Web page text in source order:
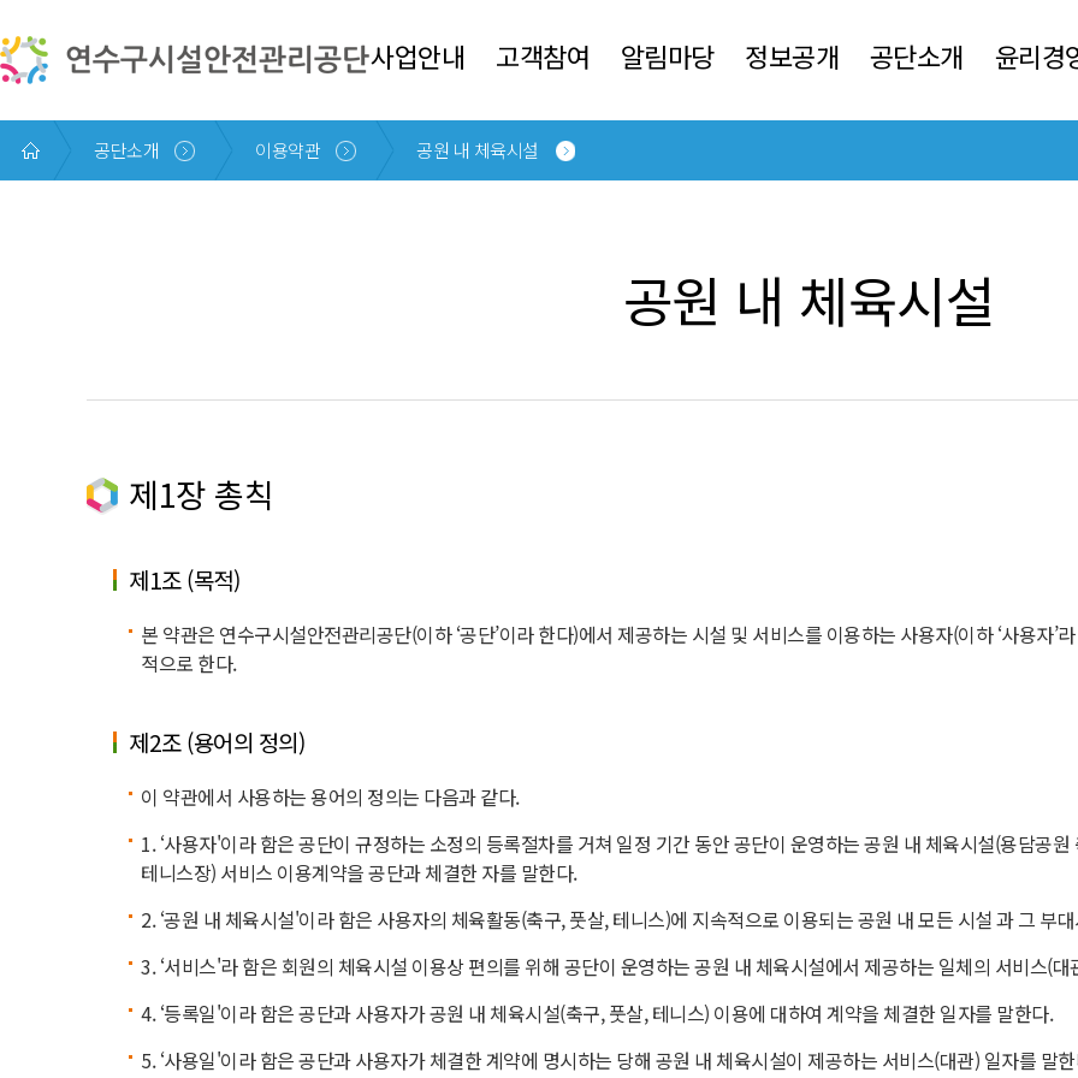
사업안내 고객참여 알림마당 정보공개 공단소개 윤리경
공단소개 이용약관 공원 내 체육시설
공원 내 체육시설
제1장 총칙
제1조 (목적)
본 약관은 연수구시설안전관리공단(이하 ‘공단’이라 한다)에서 제공하는 시설 및 서비스를 이용하는 사용자(이하 ‘사용자
적으로 한다.
제2조 (용어의 정의)
이 약관에서 사용하는 용어의 정의는 다음과 같다.
1. ‘사용자'이라 함은 공단이 규정하는 소정의 등록절차를 거쳐 일정 기간 동안 공단이 운영하는 공원 내 체육시설(용담공
테니스장) 서비스 이용계약을 공단과 체결한 자를 말한다.
2. ‘공원 내 체육시설'이라 함은 사용자의 체육활동(축구, 풋살, 테니스)에 지속적으로 이용되는 공원 내 모든 시설 과 그 부
3. ‘서비스'라 함은 회원의 체육시설 이용상 편의를 위해 공단이 운영하는 공원 내 체육시설에서 제공하는 일체의 서비스(대
4. ‘등록일'이라 함은 공단과 사용자가 공원 내 체육시설(축구, 풋살, 테니스) 이용에 대하여 계약을 체결한 일자를 말한다.
5. ‘사용일'이라 함은 공단과 사용자가 체결한 계약에 명시하는 당해 공원 내 체육시설이 제공하는 서비스(대관) 일자를 말